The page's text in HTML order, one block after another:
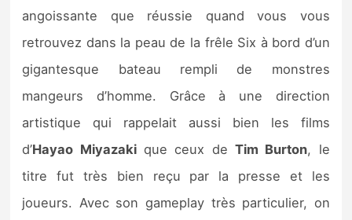
Sorties de jeux
Bons plans
Guides
angoissante que réussie quand vous vous
retrouvez dans la peau de la frêle Six à bord d’un
gigantesque bateau rempli de monstres
mangeurs d’homme. Grâce à une direction
artistique qui rappelait aussi bien les films
d’Hayao Miyazakique ceux deTim Burton, le
titre fut très bien reçu par la presse et les
joueurs. Avec son gameplay très particulier, on